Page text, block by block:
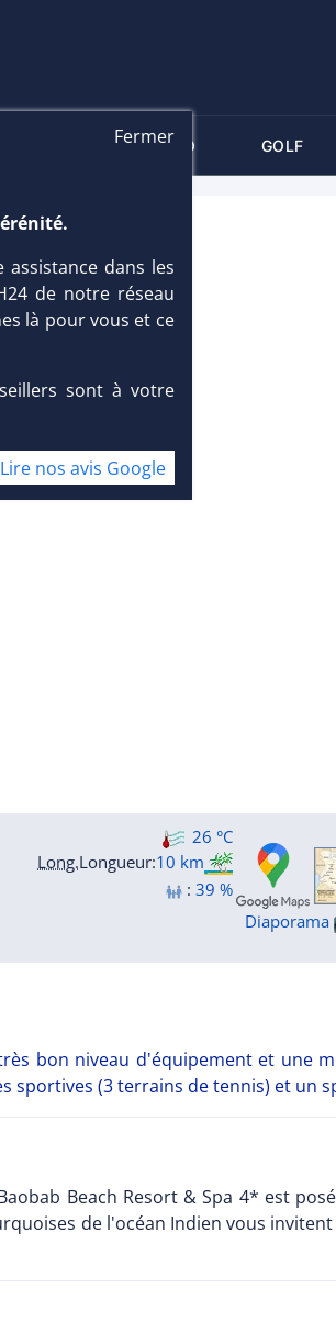
THALASSO GOLF
26 °C
Long.Longueur:10 km
:39 %
Diaporama
bon niveau d'équipement et une
(3 terrains de tennis) et un
Beach Resort & Spa 4* est
de l'océan Indien vous
Fermer
assistance dans les
de notre réseau
là pour vous et ce
sont à votre
Lire nos avis Google